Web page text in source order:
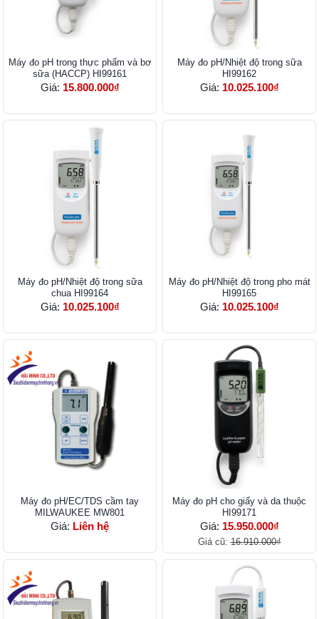
Máy đo pH trong thực phẩm và bơ
sữa (HACCP) HI99161
Giá: 15.800.000₫
Máy đo pH/Nhiệt độ trong sữa
HI99162
Giá: 10.025.100₫
Máy đo pH/Nhiệt độ trong sữa
chua HI99164
Giá: 10.025.100₫
Máy đo pH/Nhiệt độ trong pho mát
HI99165
Giá: 10.025.100₫
Máy đo pH/EC/TDS cầm tay
MILWAUKEE MW801
Giá: Liên hệ
Máy đo pH cho giấy và da thuộc
HI99171
Giá: 15.950.000₫
Giá cũ:16.910.000₫